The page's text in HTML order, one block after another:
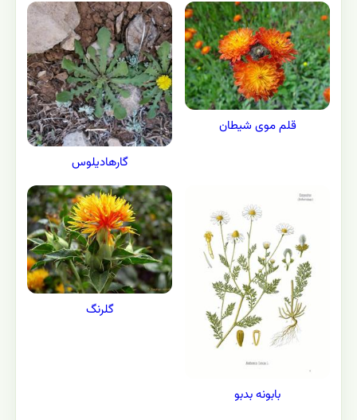
قلم موی شیطان
گارهادیلوس
بابونه بدبو
گلرنگ